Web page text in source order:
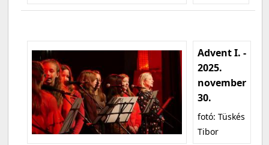
Advent I. -
2025.
november
30.
fotó: Tüskés
Tibor